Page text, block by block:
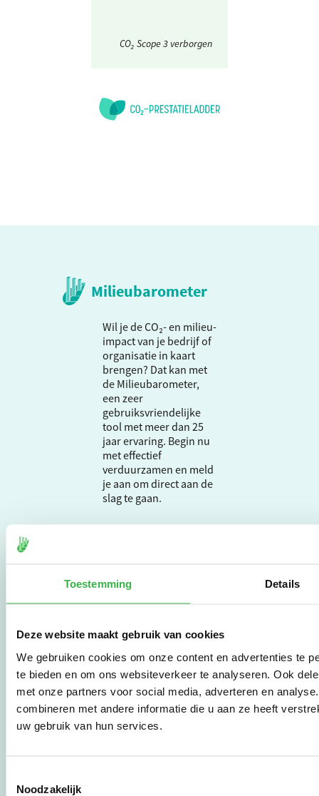
Toestemming Details
Deze website maakt gebruik van cookies
We gebruiken cookies om onze content en advertenties te
te bieden en om ons websiteverkeer te analyseren. Ook
met onze partners voor social media, adverteren en
combineren met andere informatie die u aan ze heeft
uw gebruik van hun services.
Noodzakelijk
CO₂ Scope 3 verborgen
Milieubarometer
Wil je de CO₂- en milieu-
impact van je bedrijf of
organisatie in kaart
brengen? Dat kan met
de Milieubarometer,
een zeer
gebruiksvriendelijke
tool met meer dan 25
jaar ervaring. Begin nu
met effectief
verduurzamen en meld
je aan om direct aan de
slag te gaan.
Stichting Stimular
vertaalt de groeiende
duurzaamheid naar
instrumenten en
werkwijzen voor
bedrijven,
brancheverenigingen,
zorgaanbieders.